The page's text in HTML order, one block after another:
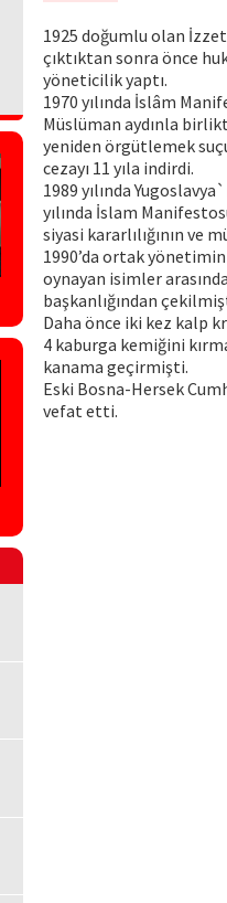
1925 doğumlu olan
çıktıktan sonra önce
yöneticilik yaptı.
1970 yılında İslâm
Müslüman aydınla
yeniden örgütlemek
cezayı 11 yıla indirdi.
1989 yılında
yılında İslam
siyasi kararlılığının ve
1990’da ortak
oynayan isimler
başkanlığından
Daha önce iki kez kalp
4 kaburga kemiğini
kanama geçirmişti.
Eski Bosna-Hersek
vefat etti.